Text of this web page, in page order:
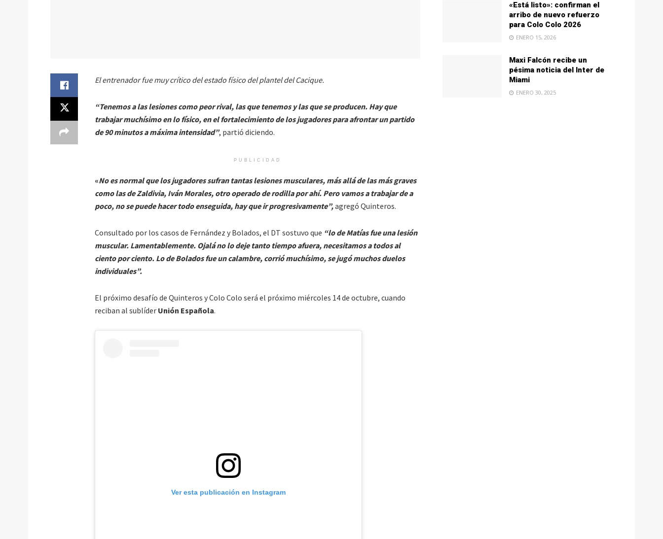
El entrenador fue muy crítico del estado físico del plantel del Cacique.
“Tenemos a las lesiones como peor rival, las que tenemos y las que se producen. Hay que
trabajar muchísimo en lo físico, en el fortalecimiento de los jugadores para afrontar un partido
de 90 minutos a máxima intensidad”, partió diciendo.
PUBLICIDAD
«No es normal que los jugadores sufran tantas lesiones musculares, más allá de las más graves
como las de Zaldivia, Iván Morales, otro operado de rodilla por ahí. Pero vamos a trabajar de a
poco, no se puede hacer todo enseguida, hay que ir progresivamente”,agregó Quinteros.
Consultado por los casos de Fernández y Bolados, el DT sostuvo que “lo de Matías fue una lesión
muscular. Lamentablemente. Ojalá no lo deje tanto tiempo afuera, necesitamos a todos al
ciento por ciento. Lo de Bolados fue un calambre, corrió muchísimo, se jugó muchos duelos
individuales”.
El próximo desafío de Quinteros y Colo Colo será el próximo miércoles 14 de octubre, cuando
reciban al sublíder Unión Española.
Ver esta publicación en Instagram
«Está listo»: confirman el
arribo de nuevo refuerzo
para Colo Colo 2026
ENERO 15, 2026
Maxi Falcón recibe un
pésima noticia del Inter de
Miami
ENERO 30, 2025